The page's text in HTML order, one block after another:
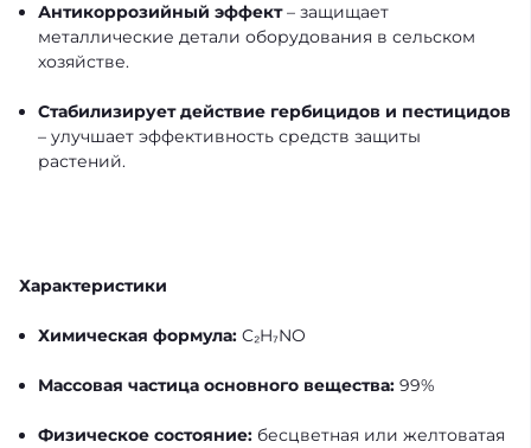
Антикоррозийный эффект– защищает
металлические детали оборудования в сельском
хозяйстве.
Стабилизирует действие гербицидов и пестицидов
– улучшает эффективность средств защиты
растений.
Характеристики
Химическая формула: C₂H₇NO
Массовая частица основного вещества: 99%
Физическое состояние: бесцветная или желтоватая